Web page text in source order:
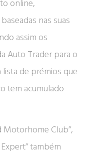
online,
nas suas
assim os
Auto Trader para o
lista de prémios que
tem acumulado
Motorhome Club”,
também